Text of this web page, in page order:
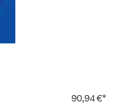
90,94 €*